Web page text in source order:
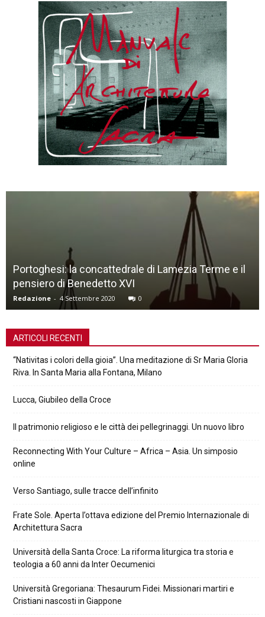
Portoghesi: la concattedrale di Lamezia Terme e il
pensiero di Benedetto XVI
Redazione - 4 Settembre 2020 0
ARTICOLI RECENTI
“Nativitas i colori della gioia”. Una meditazione di Sr Maria Gloria
Riva. In Santa Maria alla Fontana, Milano
Lucca, Giubileo della Croce
Il patrimonio religioso e le città dei pellegrinaggi. Un nuovo libro
Reconnecting With Your Culture – Africa – Asia. Un simposio
online
Verso Santiago, sulle tracce dell’infinito
Frate Sole. Aperta l’ottava edizione del Premio Internazionale di
Architettura Sacra
Università della Santa Croce: La riforma liturgica tra storia e
teologia a 60 anni da Inter Oecumenici
Università Gregoriana: Thesaurum Fidei. Missionari martiri e
Cristiani nascosti in Giappone